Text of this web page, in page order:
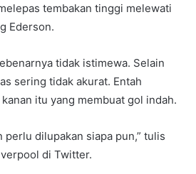
tembakan tinggi melewati
Ederson.
tidak istimewa. Selain
sering tidak akurat. Entah
itu yang membuat gol indah.
perlu dilupakan siapa pun,” tulis
di Twitter.